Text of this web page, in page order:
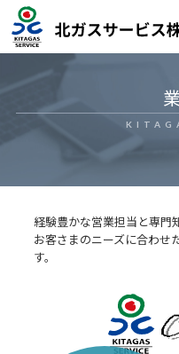
経験豊かな営業担当と専門
お客さまのニーズに合わせ
す。